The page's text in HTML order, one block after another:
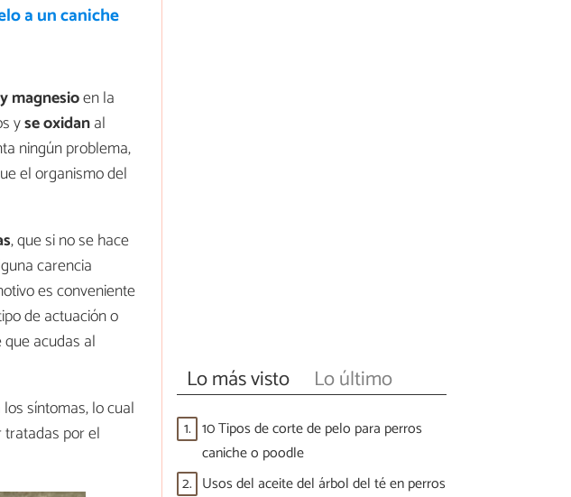
a un caniche
magnesioen la
yseoxidanal
ningún problema,
el organismo del
, que si no se hace
carencia
es conveniente
de actuación o
acudas al
los síntomas, lo cual
tratadas por el
Lo más visto Lo último
1. 10 Tipos de corte de pelo para perros
caniche o poodle
2. Usos del aceite del árbol del té en perros